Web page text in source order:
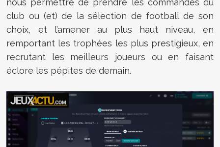
nous permettre de prendre les commandes du
club ou (et) de la sélection de football de son
choix, et l’amener au plus haut niveau, en
remportant les trophées les plus prestigieux, en
recrutant les meilleurs joueurs ou en faisant
éclore les pépites de demain.